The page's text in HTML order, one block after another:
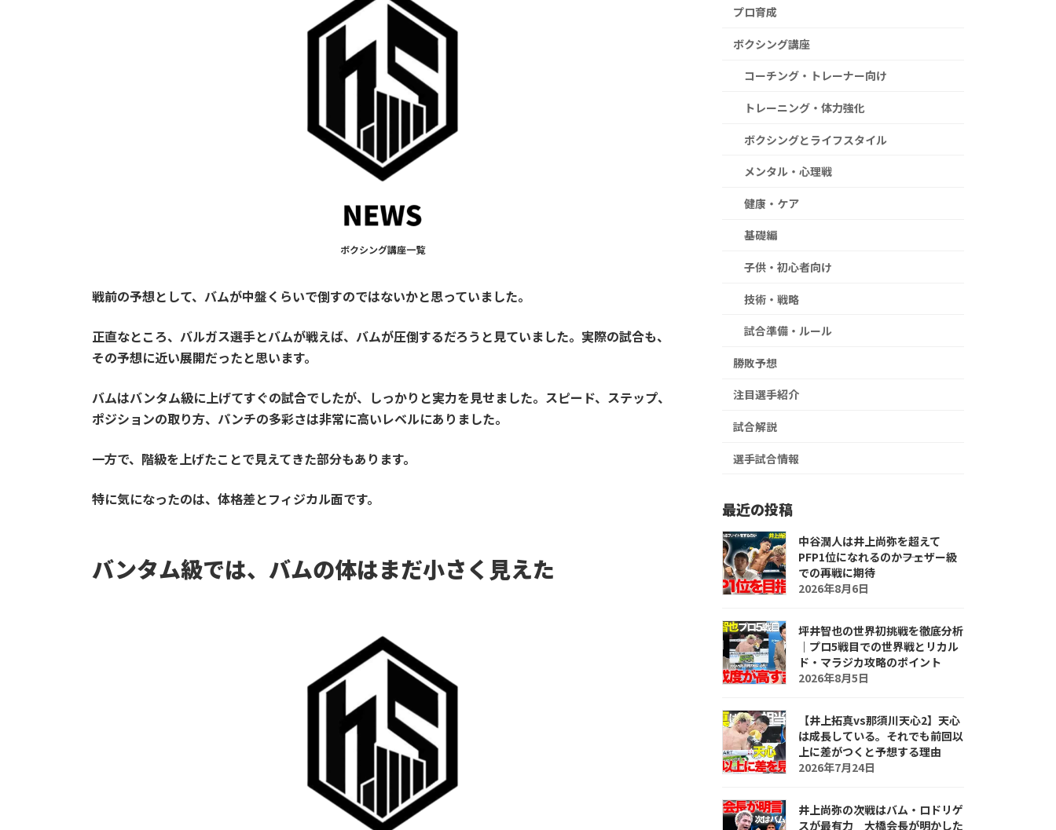
ボクシング講座一覧
戦前の予想として、バムが中盤くらいで倒すのではないかと思っていました。
正直なところ、バルガス選手とバムが戦えば、バムが圧倒するだろうと見ていました。実際の試合も、
その予想に近い展開だったと思います。
バムはバンタム級に上げてすぐの試合でしたが、しっかりと実力を見せました。スピード、ステップ、
ポジションの取り方、パンチの多彩さは非常に高いレベルにありました。
一方で、階級を上げたことで見えてきた部分もあります。
特に気になったのは、体格差とフィジカル面です。
バンタム級では、バムの体はまだ小さく見えた
プロ育成
ボクシング講座
コーチング・トレーナー向け
トレーニング・体力強化
ボクシングとライフスタイル
メンタル・心理戦
健康・ケア
基礎編
子供・初心者向け
技術・戦略
試合準備・ルール
勝敗予想
注目選手紹介
試合解説
選手試合情報
最近の投稿
中谷潤人は井上尚弥を超えて
PFP1位になれるのか――フェザー級
での再戦に期待
2026年8月6日
坪井智也の世界初挑戦を徹底分析
｜プロ5戦目での世界戦とリカル
ド・マラジカ攻略のポイント
2026年8月5日
【井上拓真vs那須川天心2】天心
は成長している。それでも前回以
上に差がつくと予想する理由
2026年7月24日
井上尚弥の次戦はバム・ロドリゲ
スが最有力 大橋会長が明かした